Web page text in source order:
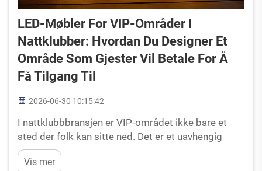
LED-Møbler For VIP-Områder I
Nattklubber: Hvordan Du Designer Et
Område Som Gjester Vil Betale For Å
Få Tilgang Til
2026-06-30 10:15:42
I nattklubbbransjen er VIP-området ikke bare et
sted der folk kan sitte ned. Det er et uavhengig
inntektsområde. Når det er designet riktig, er
gjestene mer enn villige til å betale en premium
Vis mer